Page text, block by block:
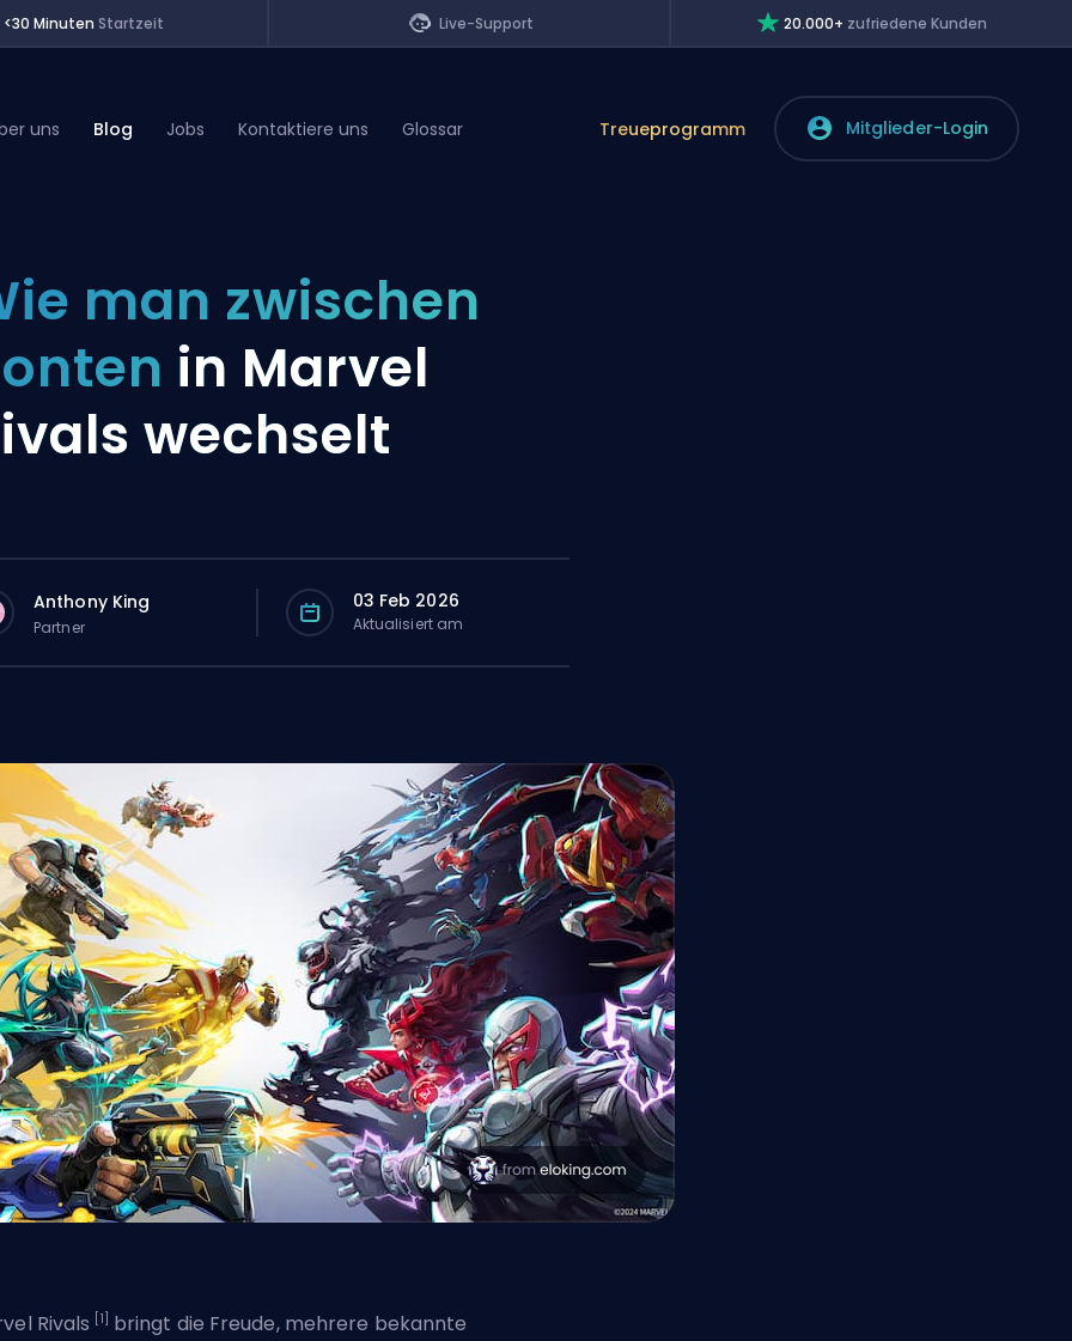
<30 Minuten Startzeit Live-Support 20.000+ zufriedene Kunden
uns Blog Jobs Kontaktiere uns Glossar Treueprogramm Mitglieder-Login
man zwischen
in Marvel
wechselt
Anthony King
Partner
03 Feb 2026
Aktualisiert am
Rivals [1]
bringt die Freude, mehrere bekannte